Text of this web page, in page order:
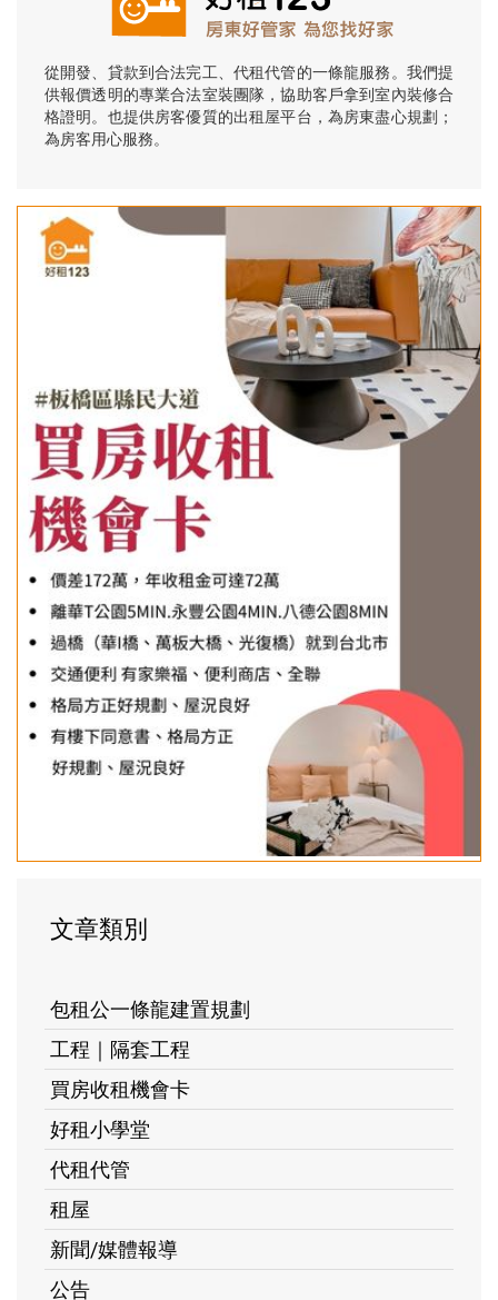
從開發、貸款到合法完工、代租代管的一條龍服務。我們提
供報價透明的專業合法室裝團隊，協助客戶拿到室內裝修合
格證明。也提供房客優質的出租屋平台，為房東盡心規劃；
為房客用心服務。
文章類別
包租公一條龍建置規劃
工程｜隔套工程
買房收租機會卡
好租小學堂
代租代管
租屋
新聞/媒體報導
公告